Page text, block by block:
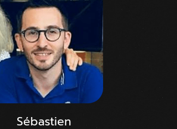
Sébastien